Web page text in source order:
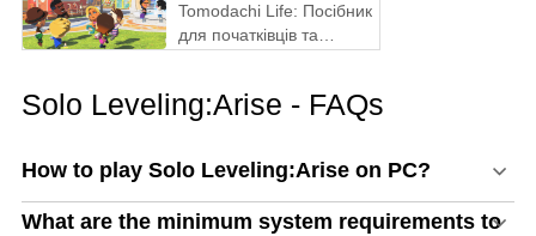
Tomodachi Life: Посібник
для початківців та
Solo Leveling:Arise - FAQs
How to play Solo Leveling:Arise on PC?
What are the minimum system requirements to